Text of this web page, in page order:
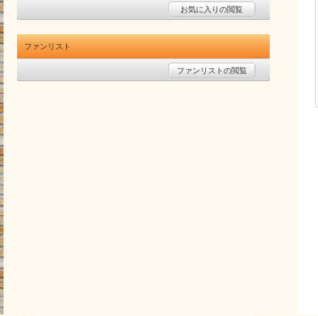
お気に入りの閲覧
ファンリスト
ファンリストの閲覧